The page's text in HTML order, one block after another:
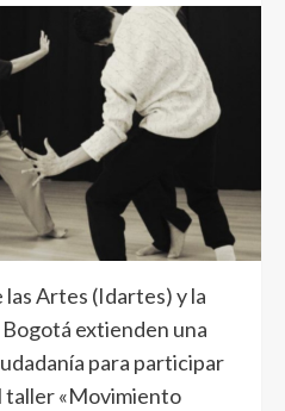
Artes (Idartes) y la
Bogotá extienden una
para participar
taller «Movimiento